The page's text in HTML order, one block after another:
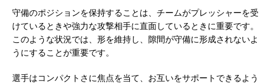
守備のポジションを保持することは、チームがプレッシャーを受
けているときや強力な攻撃相手に直面しているときに重要です。
このような状況では、形を維持し、隙間が守備に形成されないよ
うにすることが重要です。
選手はコンパクトさに焦点を当て、お互いをサポートできるよう